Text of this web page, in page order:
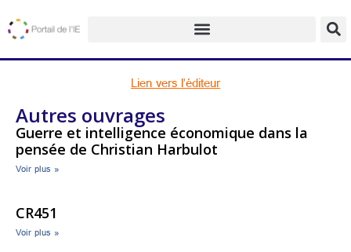
Lien vers l’éditeur
Autres ouvrages
Guerre et intelligence économique dans la
pensée de Christian Harbulot
Voir plus »
CR451
Voir plus »